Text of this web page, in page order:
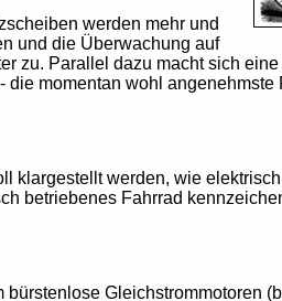
werden mehr und
und die Überwachung auf
zu. Parallel dazu macht sich
momentan wohl angenehmste
klargestellt werden, wie
betriebenes Fahrrad
Gleichstrommotoren